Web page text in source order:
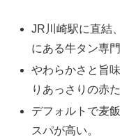
JR川崎駅に直結
にある牛タン専門
やわらかさと旨
りあっさりの赤
デフォルトで麦
スパが高い。